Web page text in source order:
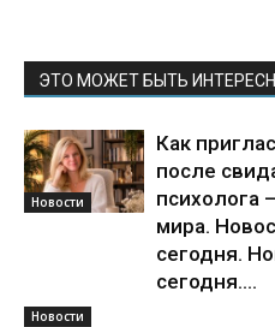
ЭТО МОЖЕТ БЫТЬ
Новости
Как
после
психолога
мира.
сегодня.
сегодня....
Новости